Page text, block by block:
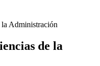
de la